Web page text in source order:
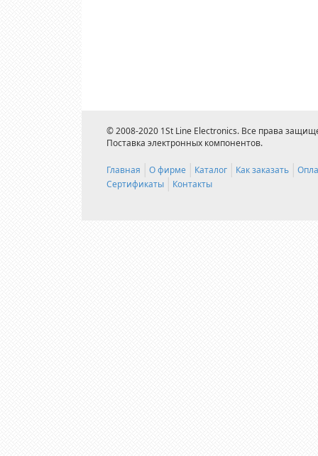
© 2008-2020 1St Line Electronics. Все права
Поставка электронных компонентов.
Главная О фирме Каталог Как заказать
Сертификаты
Контакты